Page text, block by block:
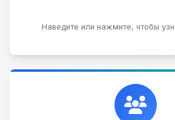
Наведите или нажмите, чтобы
Сдать на
Сотрудничаем с лучшими
вас есть интересные идеи, мы
сотрудничеству.